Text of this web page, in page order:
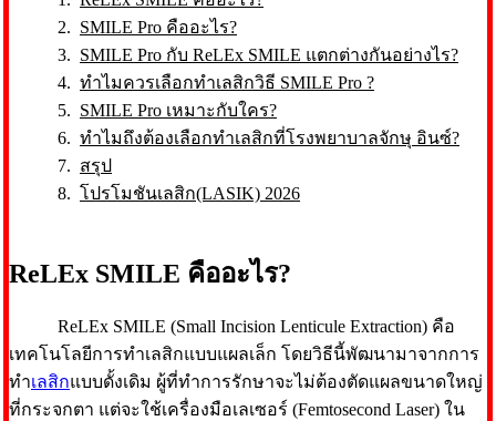
SMILE Pro คืออะไร?
SMILE Pro กับ ReLEx SMILE แตกต่างกันอย่างไร?
ทำไมควรเลือกทำเลสิกวิธี SMILE Pro ?
SMILE Pro เหมาะกับใคร?
ทำไมถึงต้องเลือกทำเลสิกที่โรงพยาบาลจักษุ อินซ์?
สรุป
โปรโมชันเลสิก(LASIK) 2026
ReLEx SMILE คืออะไร?
ReLEx SMILE (Small Incision Lenticule Extraction) คือ
เทคโนโลยีการทำเลสิกแบบแผลเล็ก โดยวิธีนี้พัฒนามาจากการ
ทำเลสิกแบบดั้งเดิม ผู้ที่ทำการรักษาจะไม่ต้องตัดแผลขนาดใหญ่
ที่กระจกตา แต่จะใช้เครื่องมือเลเซอร์ (Femtosecond Laser) ใน